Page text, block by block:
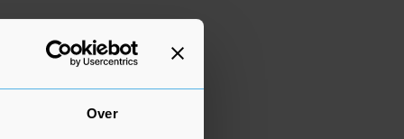
Over